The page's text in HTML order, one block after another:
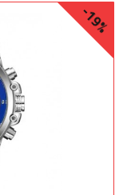
-19%